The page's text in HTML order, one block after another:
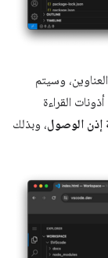
وسيتم
القراءة
إذن الوصول، وبذلك